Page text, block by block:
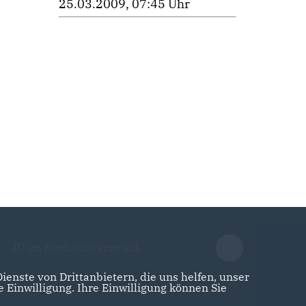
25.03.2009, 07:45 Uhr
von Drittanbietern, die uns helfen, unser
Einwilligung. Ihre Einwilligung können Sie